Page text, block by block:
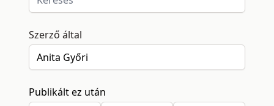
Szerző által
Publikált ez után